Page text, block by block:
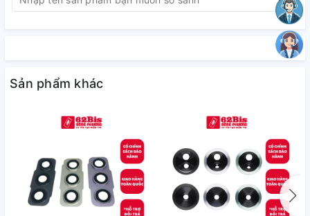
Sản phẩm khác